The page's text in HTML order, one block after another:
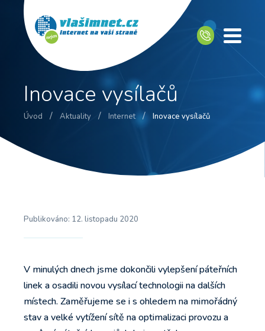
Inovace vysílačů
Úvod / Aktuality / Internet / Inovace vysílačů
Publikováno: 12. listopadu 2020
V minulých dnech jsme dokončili vylepšení páteřních
linek a osadili novou vysílací technologii na dalších
místech. Zaměřujeme se i s ohledem na mimořádný
stav a velké vytížení sítě na optimalizaci provozu a